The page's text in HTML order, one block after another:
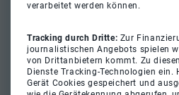
verarbeitet werden können.
Tracking durch Dritte: Zur
journalistischen Angebots spielen
von Drittanbietern kommt. Zu
Dienste Tracking-Technologien ein.
Gerät Cookies gespeichert und